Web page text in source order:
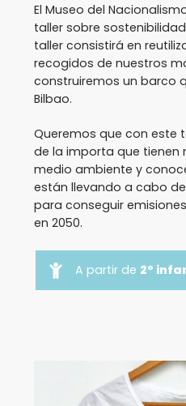
El Museo del
taller sobre
taller consistirá en
recogidos de nuestros
construiremos un barco
Bilbao.
Queremos que con este
de la importa que tienen
medio ambiente y
están llevando a cabo
para conseguir
en 2050.
A partir de 2º